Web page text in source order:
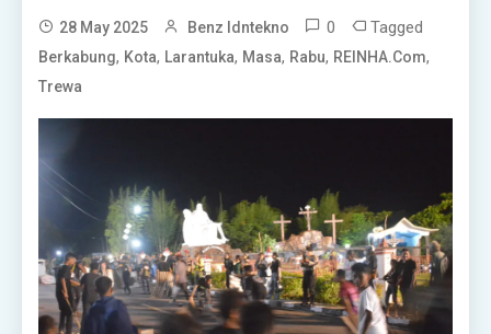
28 May 2025 Benz Idntekno 0 Tagged
Berkabung, Kota, Larantuka, Masa, Rabu, REINHA.com,
Trewa